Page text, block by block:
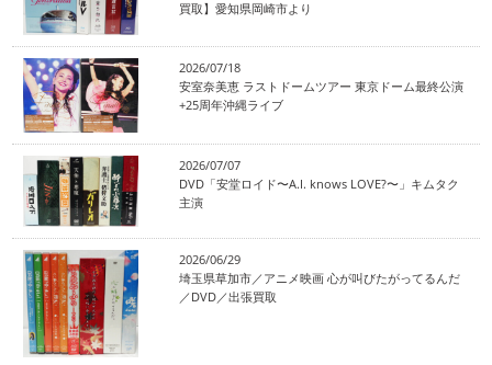
買取】愛知県岡崎市より
2026/07/18
安室奈美恵 ラストドームツアー 東京ドーム最終公演
+25周年沖縄ライブ
2026/07/07
DVD「安堂ロイド〜A.I. knows LOVE?〜」キムタク
主演
2026/06/29
埼玉県草加市／アニメ映画 心が叫びたがってるんだ
／DVD／出張買取